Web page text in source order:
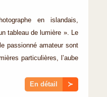
en islandais,
tableau de lumière ». Le
passionné amateur sont
particulières, l’aube
En détail ≻